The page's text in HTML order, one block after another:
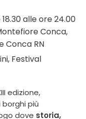
alle ore 24.00
Conca,
Conca RN
Festival
edizione,
più
dove storia,